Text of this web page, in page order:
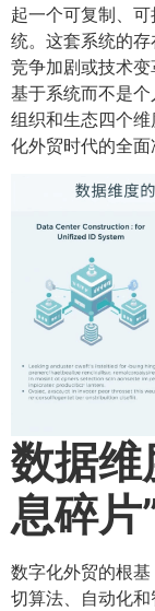
起一个可复制、
统。这套系统的存
竞争加剧或技术变
基于系统而不是个
组织和生态四个
化外贸时代的全面
数据维
息碎片
数字化外贸的根
切算法、自动化